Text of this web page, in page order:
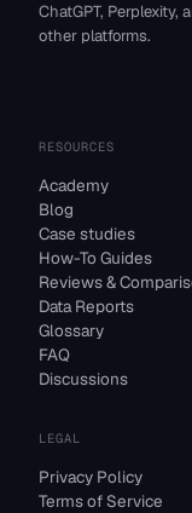
ChatGPT, Perplexity,
other platforms.
RESOURCES
Academy
Blog
Case studies
How-To Guides
Reviews &
Data Reports
Glossary
FAQ
Discussions
LEGAL
Privacy Policy
Terms of Service